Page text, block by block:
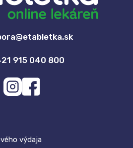
915 040 800
výdaja